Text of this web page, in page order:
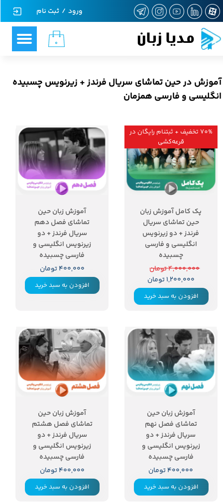
مدیا زبان ۰
ورود / ثبت نام
حساب کاربری من
تغییر گذر واژه
خروج از حساب کاربری
آموزش در حین تماشای سریال فرندز + زیرنویس چسبیده
انگلیسی و فارسی همزمان
پک کامل آموزش زبان
حین تماشای سریال
فرندز + دو زیرنویس
انگلیسی و فارسی
چسبیده
۴,۰۰۰,۰۰۰ تومان
۱,۲۰۰,۰۰۰ تومان
افزودن به سبد خرید
70% تخفیف + ثبتنام رایگان در
قرعه‌کشی
۷۰ درصد
آموزش زبان حین
تماشای فصل دهم
سریال فرندز + دو
زیرنویس انگلیسی و
فارسی چسبیده
۴۰۰,۰۰۰ تومان
افزودن به سبد خرید
آموزش زبان حین
تماشای فصل نهم
سریال فرندز + دو
زیرنویس انگلیسی و
فارسی چسبیده
۴۰۰,۰۰۰ تومان
افزودن به سبد خرید
آموزش زبان حین
تماشای فصل هشتم
سریال فرندز + دو
زیرنویس انگلیسی و
فارسی چسبیده
۴۰۰,۰۰۰ تومان
افزودن به سبد خرید